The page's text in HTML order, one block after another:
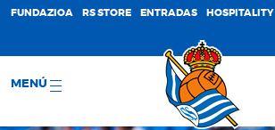
FUNDAZIOA RS STORE ENTRADAS HOSPITALITY
MENÚ